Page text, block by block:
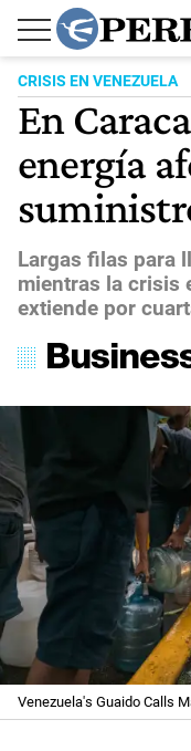
CRISIS EN VENEZUELA
En
energía
Largas filas para
mientras la crisis
extiende por
Venezuela's Guaido Calls